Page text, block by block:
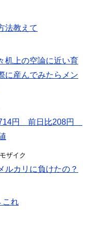
法教えて
机上の空論に近い育
に産んでみたらメン
円 前日比208円
ザイク
ルカリに負けたの？
これ